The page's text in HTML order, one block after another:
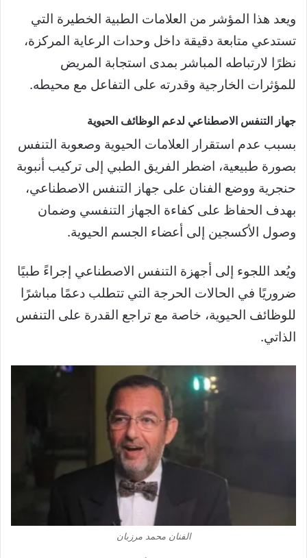
ويعد هذا المؤشر من العلامات الطبية الخطيرة التي
تستدعي متابعة دقيقة داخل وحدات الرعاية المركزة،
نظرًا لارتباطه المباشر بمدى استجابة المريض
للمؤثرات الخارجية وقدرته على التفاعل مع محيطه.
جهاز التنفس الاصطناعي لدعم الوظائف الحيوية
بسبب عدم استقرار العلامات الحيوية وصعوبة التنفس
بصورة طبيعية، اضطر الفريق الطبي إلى تركيب أنبوبة
حنجرية ووضع الفنان على جهاز التنفس الاصطناعي،
بهدف الحفاظ على كفاءة الجهاز التنفسي وضمان
وصول الأكسجين إلى أعضاء الجسم الحيوية.
ويُعد اللجوء إلى أجهزة التنفس الاصطناعي إجراءً طبيًا
ضروريًا في الحالات الحرجة التي تتطلب دعمًا مباشرًا
للوظائف الحيوية، خاصة مع تراجع القدرة على التنفس
الذاتي.
الفنان محمد مرزبان